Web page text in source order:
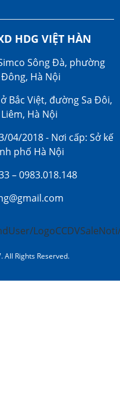
HDG VIỆT HÀN
Sông Đà, phường
Hà Nội
Bắc Việt, đường Sa Đôi,
Hà Nội
04/2018 - Nơi cấp: Sở kế
phố Hà Nội
– 0983.018.148
All Rights Reserved.